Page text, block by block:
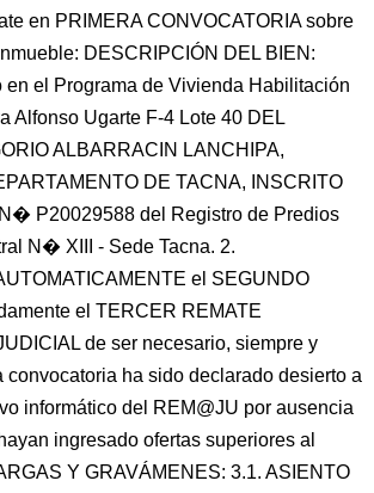
en PRIMERA CONVOCATORIA sobre
DESCRIPCIÓN DEL BIEN:
en el Programa de Vivienda Habilitación
Alfonso Ugarte F-4 Lote 40 DEL
ALBARRACIN LANCHIPA,
DE TACNA, INSCRITO
P20029588 del Registro de Predios
N� XIII - Sede Tacna. 2.
el SEGUNDO
el TERCER REMATE
de ser necesario, siempre y
convocatoria ha sido declarado desierto a
informático del REM@JU por ausencia
ingresado ofertas superiores al
Y GRAVÁMENES: 3.1. ASIENTO